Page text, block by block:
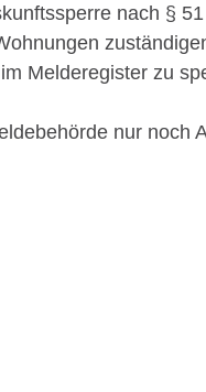
nach §
Melderegister zu
nur